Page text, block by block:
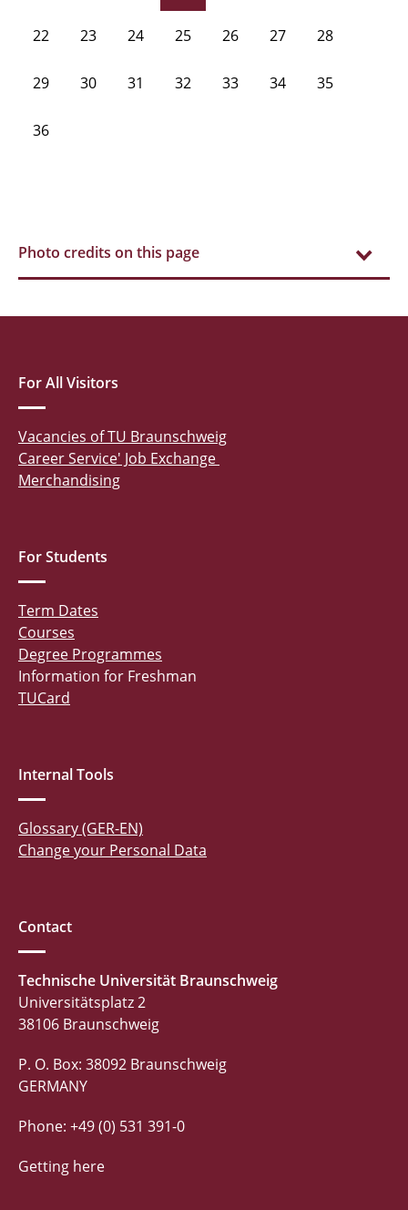
22 23 24 25 26 27 28
29 30 31 32 33 34 35
36
Photo credits on this page
For All Visitors
Vacancies of TU Braunschweig
Career Service' Job Exchange
Merchandising
For Students
Term Dates
Courses
Degree Programmes
Information for Freshman
TUCard
Internal Tools
Glossary (GER-EN)
Change your Personal Data
Contact
Technische Universität Braunschweig
Universitätsplatz 2
38106 Braunschweig
P. O. Box: 38092 Braunschweig
GERMANY
Phone: +49 (0) 531 391-0
Getting here